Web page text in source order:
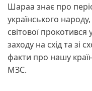
Шараа знає про
українського
світової прокотився
заходу на схід та зі
факти про нашу
МЗС.